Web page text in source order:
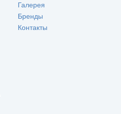
Галерея
Бренды
Контакты